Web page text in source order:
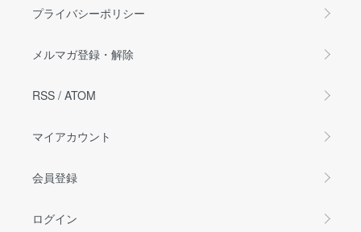
プライバシーポリシー
メルマガ登録・解除
RSS / ATOM
マイアカウント
会員登録
ログイン